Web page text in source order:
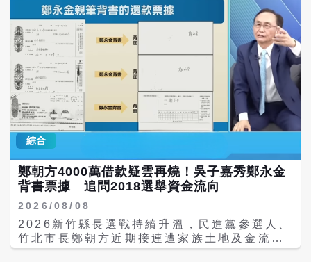
綜合
鄭朝方4000萬借款疑雲再燒！吳子嘉秀鄭永金
背書票據 追問2018選舉資金流向
2026/08/08
2026新竹縣長選戰持續升溫，民進黨參選人、
竹北市長鄭朝方近期接連遭家族土地及金流爭
議。《美麗島電子報》董事長吳子嘉4日、6日